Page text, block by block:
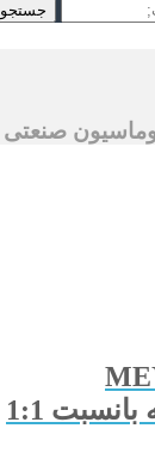
جستجو
صنعتی